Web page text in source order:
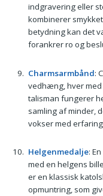
indgravering eller
kombinerer
betydning kan det
forankrer ro og
Charmsarmbånd:
vedhæng, hver
talisman fungerer
samling af minder,
vokser med
Helgenmedalje:
med en helgens
er en klassisk
opmuntring, som